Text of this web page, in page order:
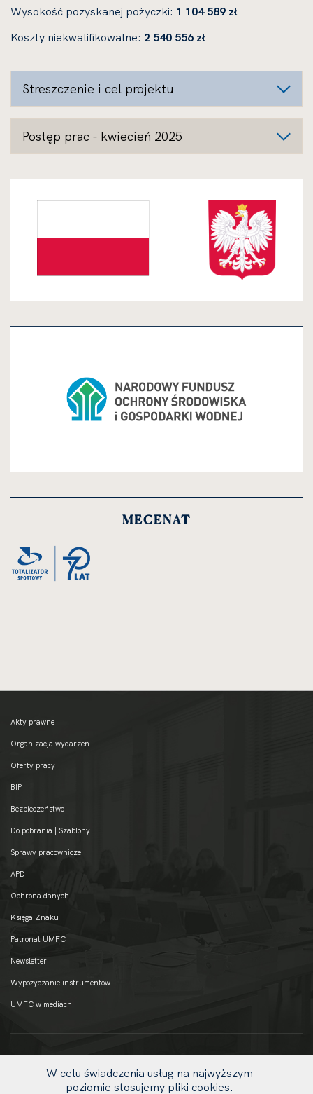
Wysokość pozyskanej pożyczki: 1 104 589 zł
Koszty niekwalifikowalne: 2 540 556 zł
Streszczenie i cel projektu
Postęp prac - kwiecień 2025
MECENAT
Akty prawne
Organizacja wydarzeń
Oferty pracy
BIP
Bezpieczeństwo
Do pobrania | Szablony
Sprawy pracownicze
APD
Ochrona danych
Księga Znaku
Patronat UMFC
Newsletter
Wypożyczanie instrumentów
UMFC w mediach
W celu świadczenia usług na najwyższym
poziomie stosujemy pliki cookies.